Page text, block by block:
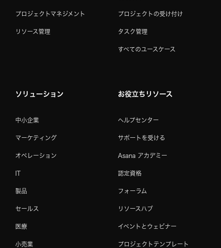
プロジェクトマネジメント
リソース管理
プロジェクトの受け付け
タスク管理
すべてのユースケース
ソリューション
中小企業
マーケティング
オペレーション
製品
セールス
医療
小売業
お役立ちリソース
ヘルプセンター
サポートを受ける
Asana アカデミー
認定資格
フォーラム
リソースハブ
イベントとウェビナー
プロジェクトテンプレート